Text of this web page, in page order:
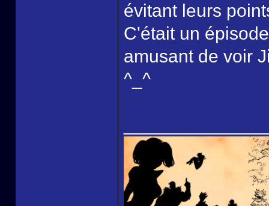
évitant leurs
C'était un
amusant de voir
^_^